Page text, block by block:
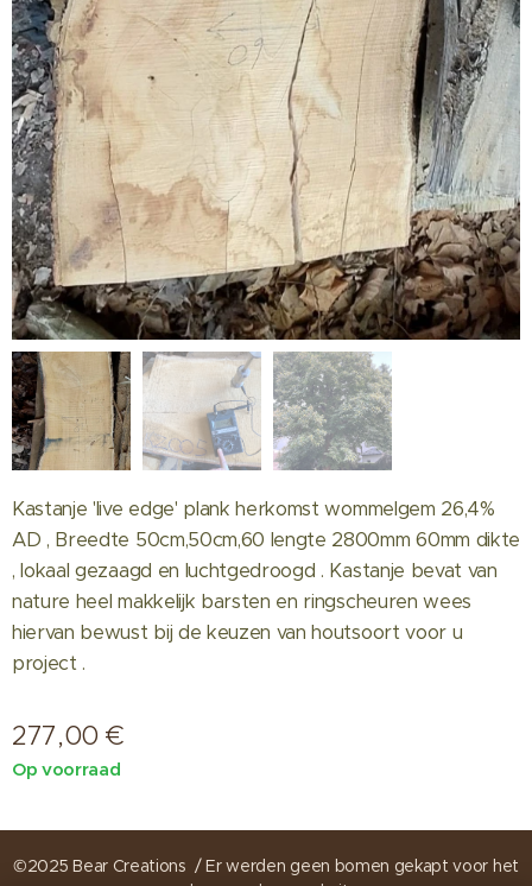
Kastanje 'live edge' plank herkomst wommelgem 26,4%
AD , Breedte 50cm,50cm,60 lengte 2800mm 60mm dikte
, lokaal gezaagd en luchtgedroogd . Kastanje bevat van
nature heel makkelijk barsten en ringscheuren wees
hiervan bewust bij de keuzen van houtsoort voor u
project .
277,00 €
Op voorraad
©2025 Bear Creations / Er werden geen bomen gekapt voor het